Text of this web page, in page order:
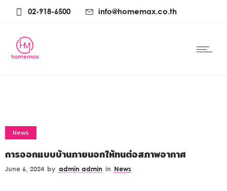
02-918-6500 info@homemax.co.th
News
การออกแบบบ้านภายนอกให้ทนต่อสภาพอากาศ
June 6, 2024 by admin admin in News